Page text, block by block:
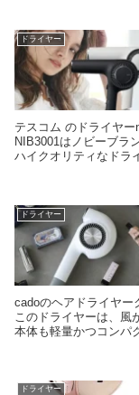
ドライヤー
テスコム のドライヤ
NIB3001はノビーブラ
ハイクオリティなドラ
ドライヤー
cadoのヘアドライヤー
このドライヤーは、風
本体も軽量かつコンパ
ドライヤー